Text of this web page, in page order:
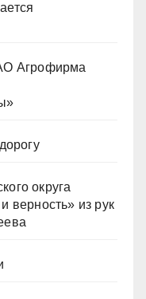
Агрофирма
округа
верность» из рук